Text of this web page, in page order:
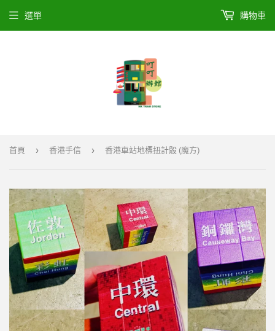
選單 購物車
首頁 › 香港手信 › 香港車站地標扭計骰 (魔方)